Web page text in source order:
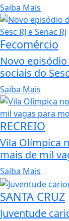
Saiba Mais
Fecomércio
Novo
sociais do
Saiba Mais
RECREIO
Vila Olímpica
mais de mil
Saiba Mais
SANTA CRUZ
Juventude